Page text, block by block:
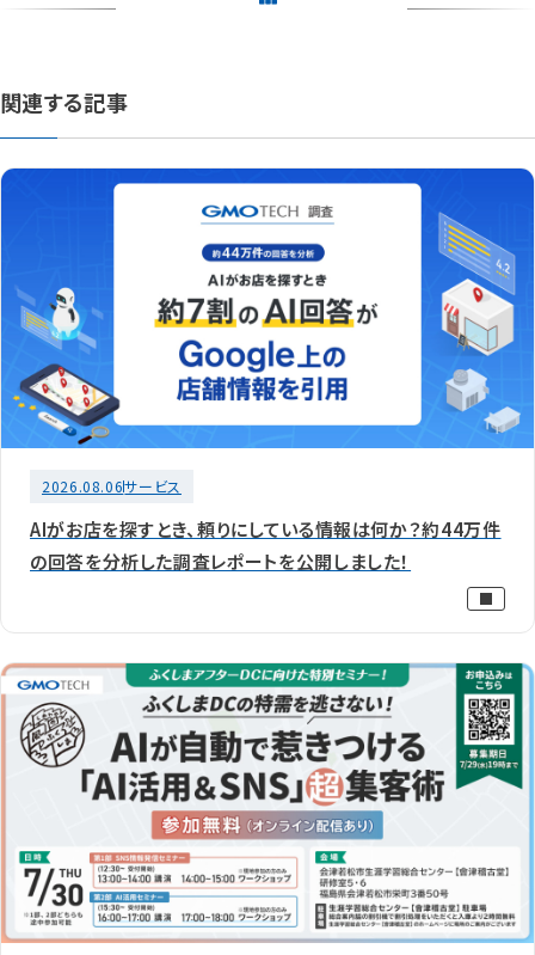
関連する記事
2026.08.06サービス
AIがお店を探すとき、頼りにしている情報は何か？約44万件
の回答を分析した調査レポートを公開しました！